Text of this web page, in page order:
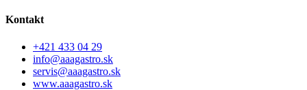
Kontakt
+421 433 04 29
info@aaagastro.sk
servis@aaagastro.sk
www.aaagastro.sk